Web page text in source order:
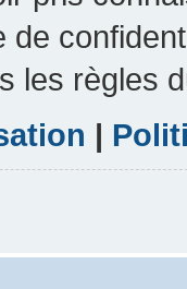
de
les règles
|